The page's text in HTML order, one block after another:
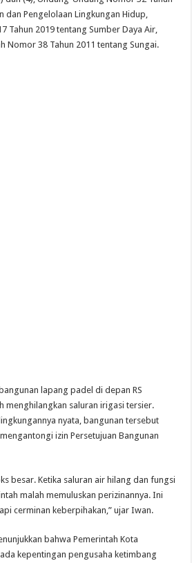
dan Pengelolaan Lingkungan Hidup,
Tahun 2019 tentang Sumber Daya Air,
Nomor 38 Tahun 2011 tentang Sungai.
lapang padel di depan RS
menghilangkan saluran irigasi tersier.
nyata, bangunan tersebut
izin Persetujuan Bangunan
besar. Ketika saluran air hilang dan fungsi
malah memuluskan perizinannya. Ini
cerminan keberpihakan,” ujar Iwan.
bahwa Pemerintah Kota
kepentingan pengusaha ketimbang